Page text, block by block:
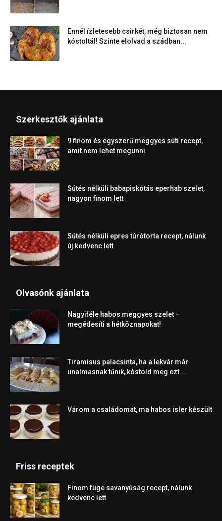
Ennél ízletesebb csirkét, még biztosan nem
kóstoltál! Szinte elolvad a szádban...
Szerkesztők ajánlata
9 finom és egyszerű meggyes süti recept,
amit nem lehet megunni
Sütés nélküli babapiskótás eperhab szelet,
nagyon finom lett
Sütés nélküli epres túrótorta recept, nálunk
új kedvenc lett
Olvasónk ajánlata
Nagyiféle habos meggyes szelet –
megédesíti a hétköznapokat!
Tiramisus palacsinta, ha a lekvár már
unalmasnak tűnik, kóstold meg ezt...
Várom a családomat, ma habos isler készült
Friss receptek
Finom füge savanyúság recept, nálunk
kedvenc lett